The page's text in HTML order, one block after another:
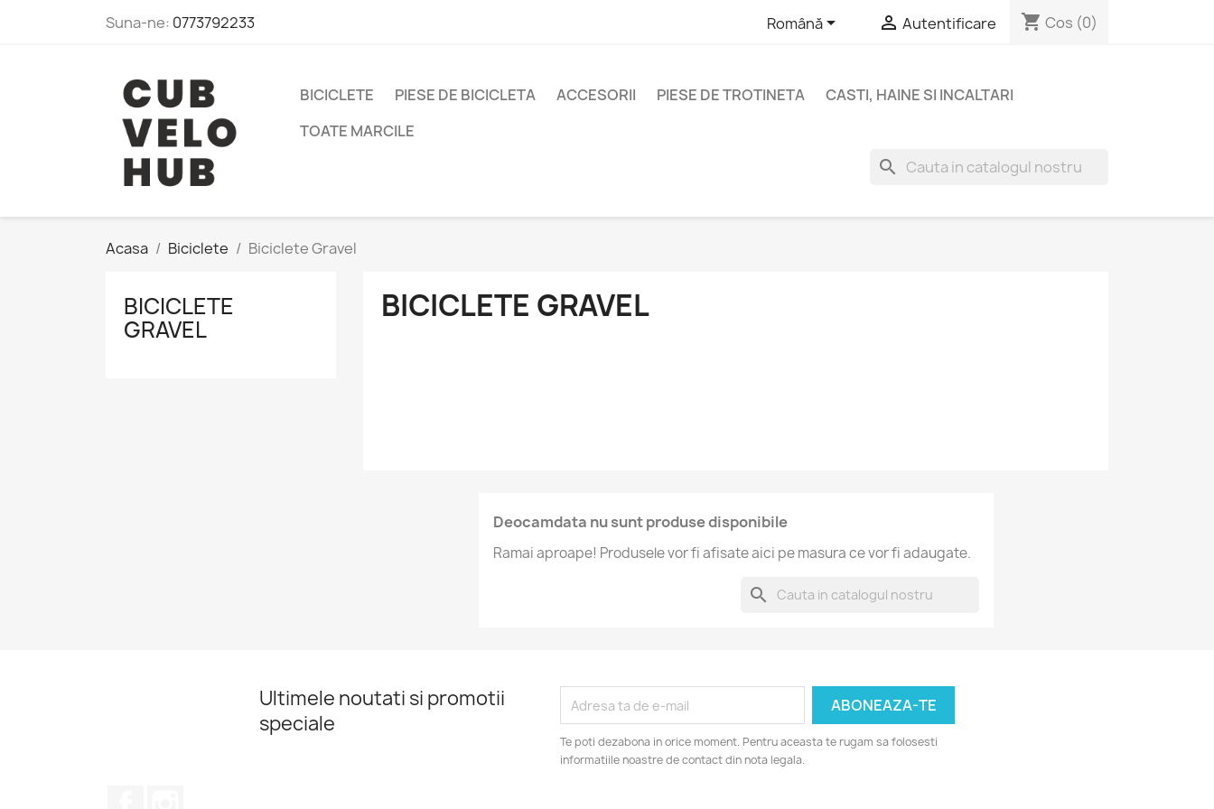
Suna-ne: 0773792233 Română  Autentificare shopping_cart Cos (0)
BICICLETE PIESE DE BICICLETA ACCESORII PIESE DE TROTINETA
CASTI, HAINE SI INCALTARI
TOATE MARCILE
search
Acasa Biciclete Biciclete Gravel
BICICLETE
GRAVEL
BICICLETE GRAVEL
Deocamdata nu sunt produse disponibile
Ramai aproape! Produsele vor fi afisate aici pe masura ce vor fi adaugate.
search
Ultimele noutati si promotii
speciale
Te poti dezabona in orice moment. Pentru aceasta te rugam sa folosesti
informatiile noastre de contact din nota legala.